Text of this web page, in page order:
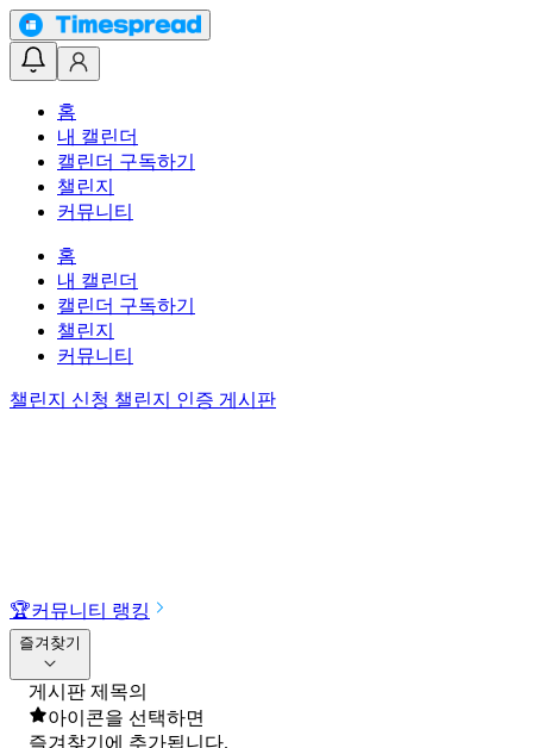
홈
내 캘린더
캘린더 구독하기
챌린지
커뮤니티
홈
내 캘린더
캘린더 구독하기
챌린지
커뮤니티
챌린지 신청 챌린지 인증 게시판
🏆커뮤니티 랭킹
즐겨찾기
게시판 제목의
아이콘을 선택하면
즐겨찾기에 추가됩니다.